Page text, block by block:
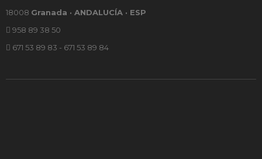
18008 Granada · ANDALUCÍA · ESP
958 89 38 50
671 53 89 83 - 671 53 89 84